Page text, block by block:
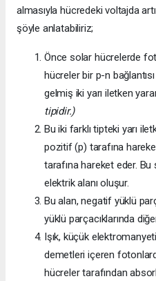
almasıyla hücredeki voltajda
şöyle anlatabiliriz;
Önce solar hücrelerde
hücreler bir p-n
gelmiş iki yarı iletken
tipidir.)
Bu iki farklı tipteki yarı
pozitif (p) tarafına
tarafına hareket eder.
elektrik alanı oluşur.
Bu alan, negatif yüklü
yüklü parçacıklarında
Işık, küçük
demetleri içeren
hücreler tarafından